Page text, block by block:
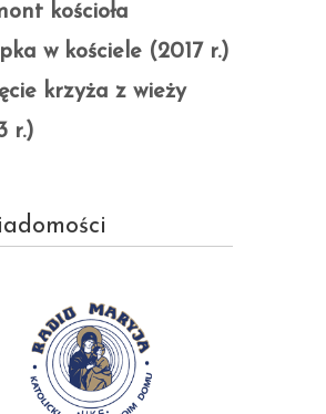
kościoła
w kościele (2017 r.)
krzyża z wieży
r.)